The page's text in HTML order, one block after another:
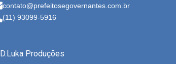
contato@prefeitosegovernantes.com.br
(11) 93099-5916
D.Luka Produções